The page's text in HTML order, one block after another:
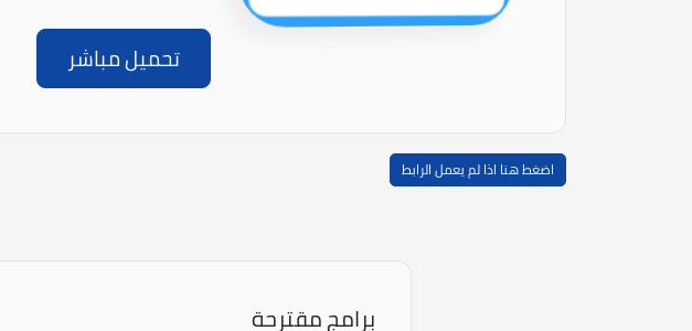
تحميل مباشر
اضغط هنا اذا لم يعمل الرابط
برامج مقترحة